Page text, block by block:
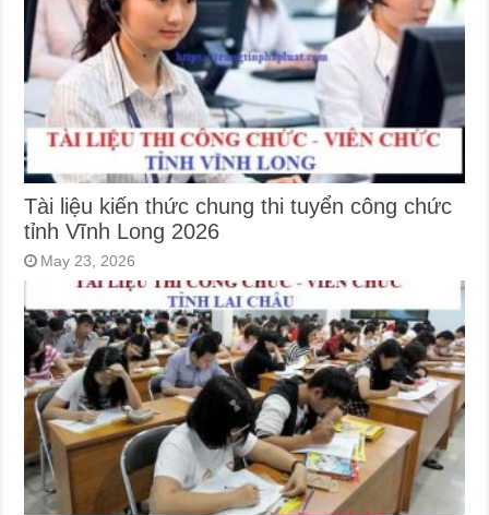
Tài liệu kiến thức chung thi tuyển công chức
tỉnh Vĩnh Long 2026
May 23, 2026